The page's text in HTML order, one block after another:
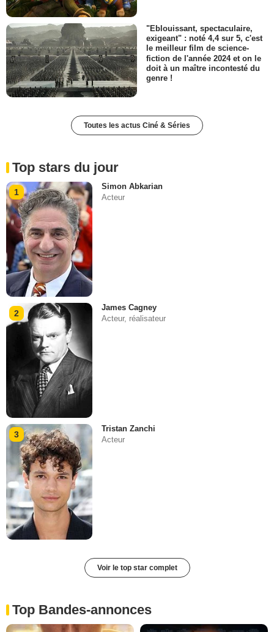
"Eblouissant, spectaculaire,
exigeant" : noté 4,4 sur 5, c'est
le meilleur film de science-
fiction de l'année 2024 et on le
doit à un maître incontesté du
genre !
Toutes les actus Ciné & Séries
Top stars du jour
1
Simon Abkarian
Acteur
2
James Cagney
Acteur, réalisateur
3
Tristan Zanchi
Acteur
Voir le top star complet
Top Bandes-annonces